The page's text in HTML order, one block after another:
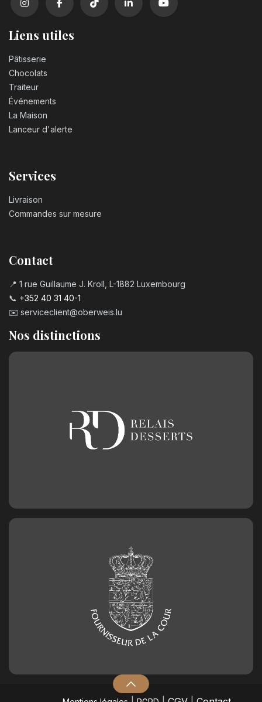
Liens utiles
Pâtisserie
Chocolats
Traiteur
Événements
La Maison
Lanceur d'alerte
Services
Livraison
Commandes sur mesure
Contact
📍 1 rue Guillaume J. Kroll, L-1882 Luxembourg
📞 +352 40 31 40-1
✉️ serviceclient@oberweis.lu
Nos distinctions